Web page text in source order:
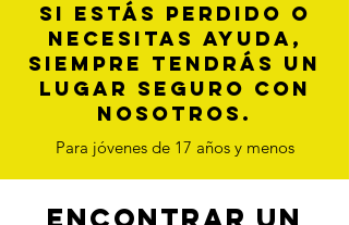
Si estás perdido o
necesitas ayuda,
siempre tendrás un
lugar seguro con
nosotros.
Para jóvenes de 17 años y menos